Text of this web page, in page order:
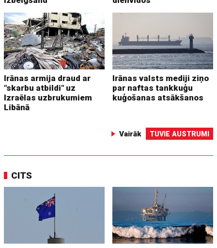
Irānas armija draud ar
"skarbu atbildi" uz
Izraēlas uzbrukumiem
Libānā
Irānas valsts mediji ziņo
par naftas tankkuģu
kuģošanas atsākšanos
Vairāk TUVIE AUSTRUMI
CITS